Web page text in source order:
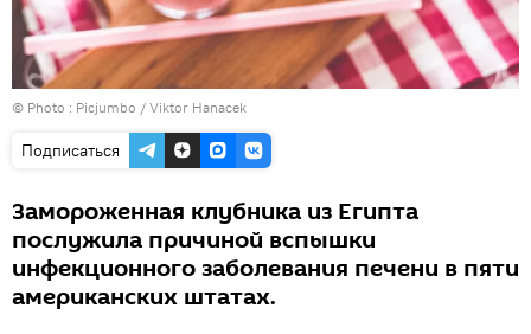
© Photo : Picjumbo / Viktor Hanacek
Подписаться
Замороженная клубника из Египта
послужила причиной вспышки
инфекционного заболевания печени в пяти
американских штатах.